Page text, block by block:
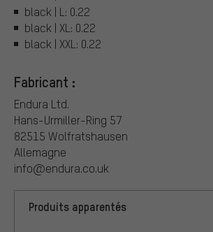
black | L: 0.22
black | XL: 0.22
black | XXL: 0.22
Fabricant :
Endura Ltd.
Hans-Urmiller-Ring 57
82515 Wolfratshausen
Allemagne
info@endura.co.uk
Produits apparentés